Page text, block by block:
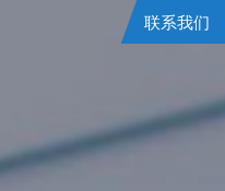
联系我们